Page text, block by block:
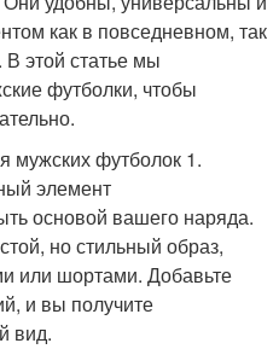
как в повседневном, так
этой статье мы
футболки, чтобы
футболок 1.
элемент
основой вашего наряда.
но стильный образ,
или шортами. Добавьте
и вы получите
вид.